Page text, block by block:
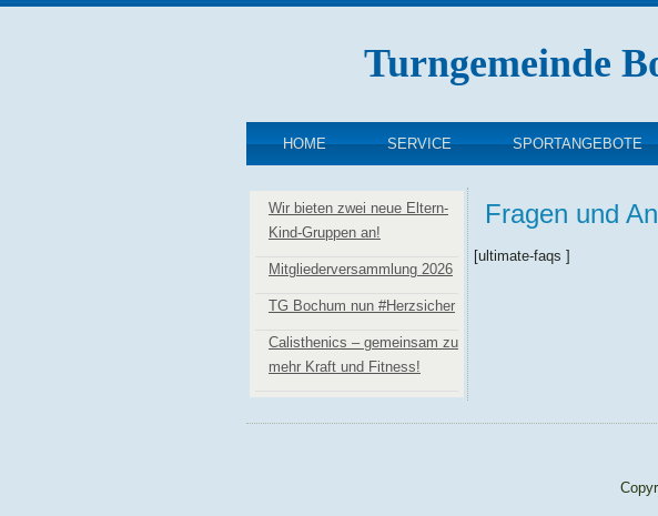
Turngemeinde
HOME SERVICE SPORTANGEBOTE
Wir bieten zwei neue Eltern-
Kind-Gruppen an!
Mitgliederversammlung 2026
TG Bochum nun #Herzsicher
Calisthenics – gemeinsam zu
mehr Kraft und Fitness!
Fragen und
[ultimate-faqs ]